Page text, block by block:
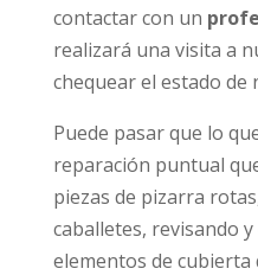
contactar con un
realizará una visita a
chequear el estado de
Puede pasar que lo
reparación puntual
piezas de pizarra
caballetes, revisando
elementos de cubierta